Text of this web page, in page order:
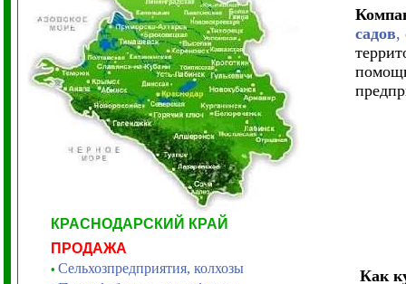
КРАСНОДАРСКИЙ КРАЙ
ПРОДАЖА
• Сельхозпредприятия, колхозы
садов,
Как